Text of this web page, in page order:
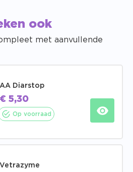
ook
met aanvullende
AA Diarstop
€ 5,30
Op voorraad
Vetrazyme